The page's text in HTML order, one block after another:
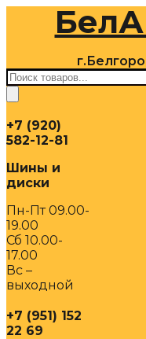
содержимому
Поиск
товаров
+7 (920)
582-12-81
Шины и
диски
Пн-Пт 09.00-
19.00
Сб 10.00-
17.00
Вс –
выходной
+7 (951) 152
22 69